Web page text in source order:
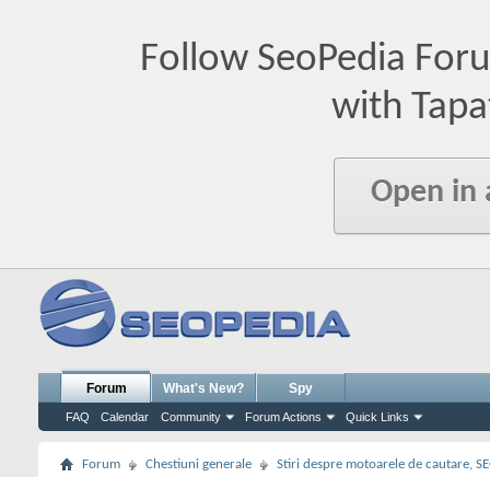
Follow SeoPedia
with
Open in
Forum
FAQ Calendar Community Forum Actions Quick Links
What's New? Spy
Forum Chestiuni generale Stiri despre motoarele de cautare,